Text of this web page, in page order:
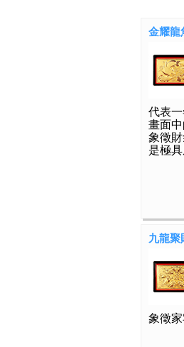
金耀龍
代表
畫面
象徵
是極
九龍聚
象徵